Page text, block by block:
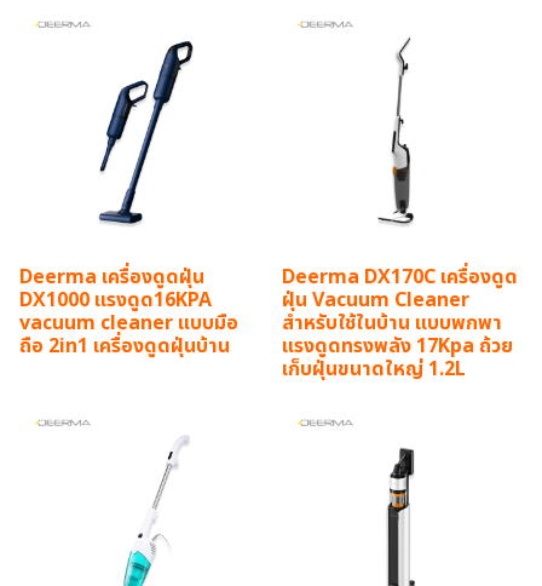
Deerma เครื่องดูดฝุ่น
DX1000 แรงดูด16KPA
vacuum cleaner แบบมือ
ถือ 2in1 เครื่องดูดฝุ่นบ้าน
Deerma DX170C เครื่องดูด
ฝุ่น Vacuum Cleaner
สำหรับใช้ในบ้าน แบบพกพา
แรงดูดทรงพลัง 17Kpa ถ้วย
เก็บฝุ่นขนาดใหญ่ 1.2L